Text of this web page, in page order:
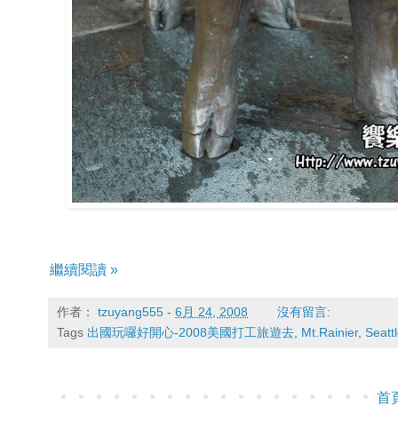
繼續閱讀 »
作者： tzuyang555 - 6月 24, 2008
沒有留言:
Tags 出國玩囉好開心-2008美國打工旅遊去 Mt.Rainier,
首